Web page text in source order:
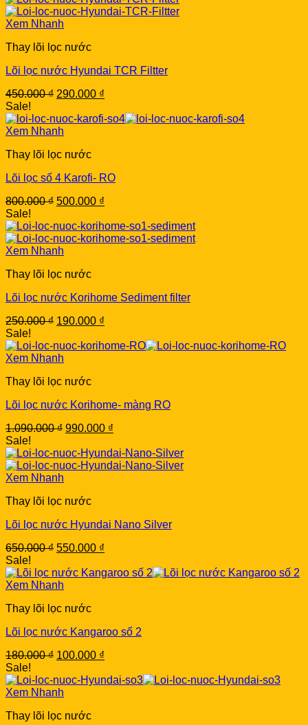
Xem Nhanh
Thay lõi lọc nước
Lõi lọc nước Hyundai TCR Filtter
450.000₫ Original
was:
450.000 ₫.
290.000 ₫
is:
Sale!
Xem Nhanh
Thay lõi lọc nước
Lõi lọc số 4 Karofi- RO
800.000₫ Original
was:
800.000 ₫.
500.000 ₫
is:
500.000 ₫.
Sale!
Xem Nhanh
Thay lõi lọc nước
Lõi lọc nước Korihome Sediment filter
250.000₫ Original
was:
250.000 ₫.
190.000 ₫
is:
Sale!
Xem Nhanh
Thay lõi lọc nước
Lõi lọc nước Korihome- màng RO
1.090.000₫ Original
was:
1.090.000 ₫.
990.000 ₫
is:
990.000 ₫.
Sale!
Xem Nhanh
Thay lõi lọc nước
Lõi lọc nước Hyundai Nano Silver
650.000₫ Original
was:
650.000 ₫.
550.000 ₫
is:
Sale!
Xem Nhanh
Thay lõi lọc nước
Lõi lọc nước Kangaroo số 2
180.000₫ Original
was:
180.000 ₫.
100.000 ₫
is:
Sale!
Xem Nhanh
Thay lõi lọc nước